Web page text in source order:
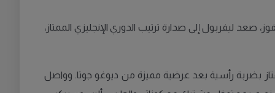
الفوز، صعد ليفربول إلى صدارة ترتيب الدوري الإنجليزي الممتاز،
بضربة رأسية بعد عرضية مميزة من ديوغو جوتا. وواصل